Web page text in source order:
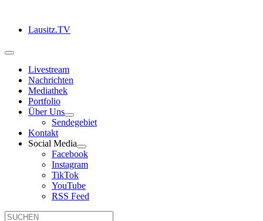
springenLausitz.TV
Toggle
NavigationLivestream
Nachrichten
Mediathek
Portfolio
Über Uns
Sendegebiet
Kontakt
Social Media
Facebook
Instagram
TikTok
YouTube
RSS Feed
Suche